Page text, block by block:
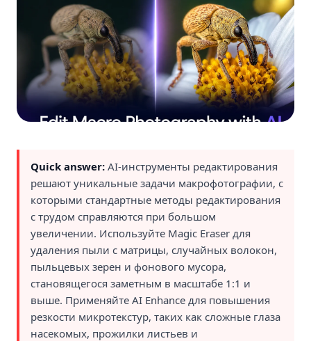
Quick answer: AI-инструменты редактирования
решают уникальные задачи макрофотографии, с
которыми стандартные методы редактирования
с трудом справляются при большом
увеличении. Используйте Magic Eraser для
удаления пыли с матрицы, случайных волокон,
пыльцевых зерен и фонового мусора,
становящегося заметным в масштабе 1:1 и
выше. Применяйте AI Enhance для повышения
резкости микротекстур, таких как сложные глаза
насекомых, прожилки листьев и